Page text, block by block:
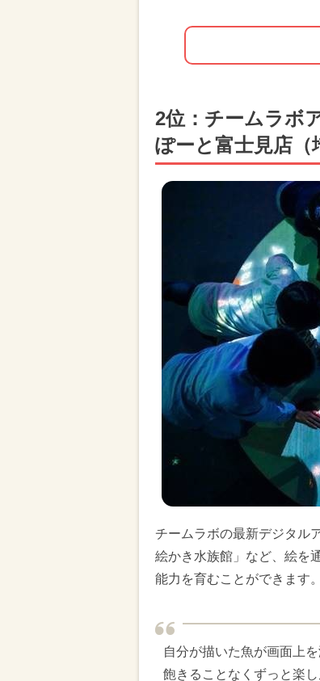
2位：チームラボ
ぽーと富士見店（
チームラボの最新デジタル
絵かき水族館」など、絵を
能力を育むことができます。
自分が描いた魚が画面上
飽きることなくずっと楽